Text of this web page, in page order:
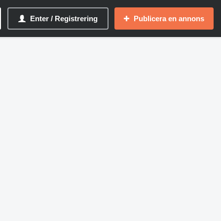
Enter / Registrering Publicera en annons